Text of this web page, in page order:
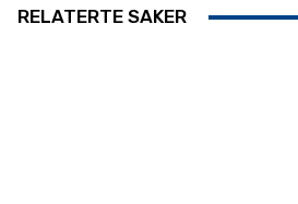
RELATERTE SAKER